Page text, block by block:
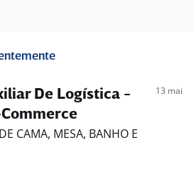
De Logística -
13 mai
CAMA, MESA, BANHO E